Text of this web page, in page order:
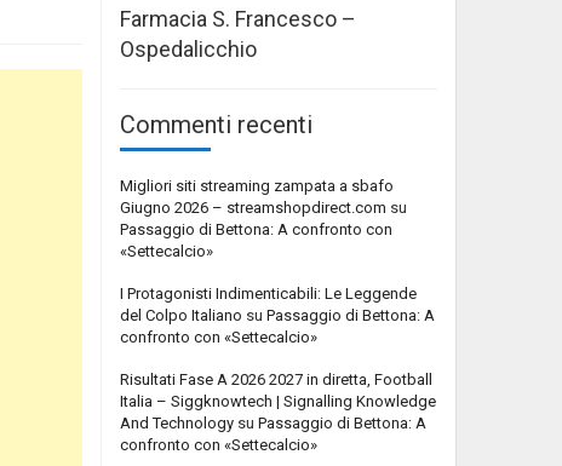
Farmacia S. Francesco –
Ospedalicchio
Commenti recenti
Migliori siti streaming zampata a sbafo
Giugno 2026 – streamshopdirect.com su
Passaggio di Bettona: A confronto con
«Settecalcio»
I Protagonisti Indimenticabili: Le Leggende
del Colpo Italiano su Passaggio di Bettona: A
confronto con «Settecalcio»
Risultati Fase A 2026 2027 in diretta, Football
Italia – Siggknowtech | Signalling Knowledge
And Technology su Passaggio di Bettona: A
confronto con «Settecalcio»